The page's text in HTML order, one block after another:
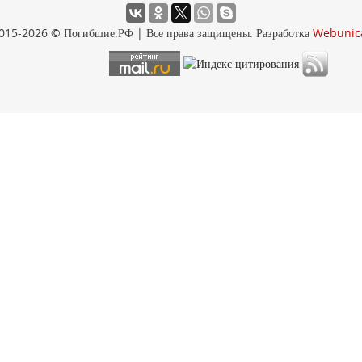
2026 © Погибшие.РФ | Все права защищены. Разработка